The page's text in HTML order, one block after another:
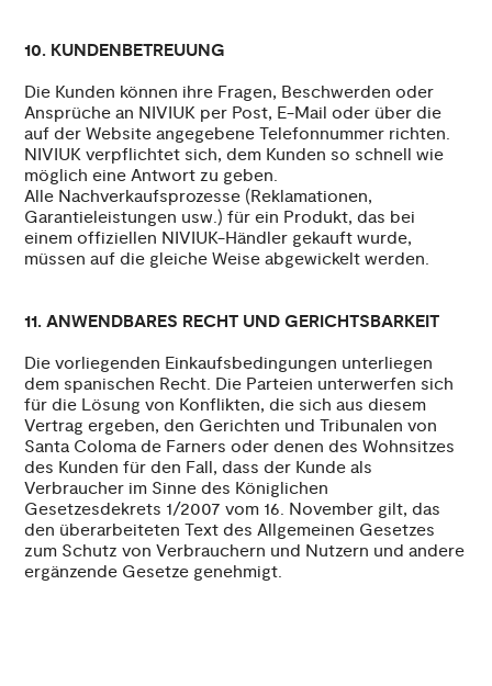
10. KUNDENBETREUUNG
Die Kunden können ihre Fragen, Beschwerden oder
Ansprüche an NIVIUK per Post, E-Mail oder über die
auf der Website angegebene Telefonnummer richten.
NIVIUK verpflichtet sich, dem Kunden so schnell wie
möglich eine Antwort zu geben.
Alle Nachverkaufsprozesse (Reklamationen,
Garantieleistungen usw.) für ein Produkt, das bei
einem offiziellen NIVIUK-Händler gekauft wurde,
müssen auf die gleiche Weise abgewickelt werden.
11. ANWENDBARES RECHT UND GERICHTSBARKEIT
Die vorliegenden Einkaufsbedingungen unterliegen
dem spanischen Recht. Die Parteien unterwerfen sich
für die Lösung von Konflikten, die sich aus diesem
Vertrag ergeben, den Gerichten und Tribunalen von
Santa Coloma de Farners oder denen des Wohnsitzes
des Kunden für den Fall, dass der Kunde als
Verbraucher im Sinne des Königlichen
Gesetzesdekrets 1/2007 vom 16. November gilt, das
den überarbeiteten Text des Allgemeinen Gesetzes
zum Schutz von Verbrauchern und Nutzern und andere
ergänzende Gesetze genehmigt.